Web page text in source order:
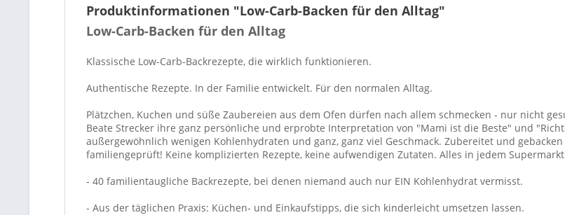
Produktinformationen "Low-Carb-Backen für den Alltag"
Low-Carb-Backen für den Alltag
Klassische Low-Carb-Backrezepte, die wirklich funktionieren.
Authentische Rezepte. In der Familie entwickelt. Für den normalen Alltag.
Plätzchen, Kuchen und süße Zaubereien aus dem Ofen dürfen nach allem schmecken - nur nicht
Beate Strecker ihre ganz persönliche und erprobte Interpretation von "Mami ist die Beste" und
außergewöhnlich wenigen Kohlenhydraten und ganz, ganz viel Geschmack. Zubereitet und
familiengeprüft! Keine komplizierten Rezepte, keine aufwendigen Zutaten. Alles in jedem
- 40 familientaugliche Backrezepte, bei denen niemand auch nur EIN Kohlenhydrat vermisst.
- Aus der täglichen Praxis: Küchen- und Einkaufstipps, die sich kinderleicht umsetzen lassen.